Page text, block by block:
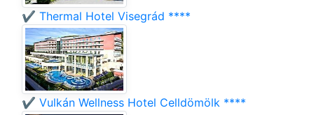
✔️ Thermal Hotel Visegrád ****
✔️ Vulkán Wellness Hotel Celldömölk ****